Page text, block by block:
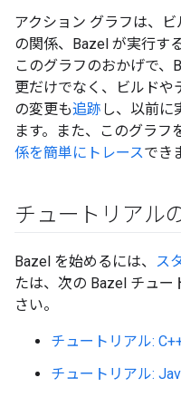
アクション グラフは、
の関係、Bazel が実行す
このグラフのおかげで、
更だけでなく、ビルドや
の変更も追跡 し、以前に
ます。また、このグラフ
係を簡単にトレースでき
チュートリアル
Bazel を始めるには、 ス
たは、次の Bazel チュー
さい。
チュートリアル:
チュートリアル: